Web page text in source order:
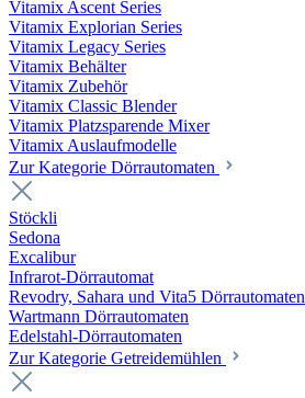
Vitamix Ascent Series
Vitamix Explorian Series
Vitamix Legacy Series
Vitamix Behälter
Vitamix Zubehör
Vitamix Classic Blender
Vitamix Platzsparende Mixer
Vitamix Auslaufmodelle
Zur Kategorie Dörrautomaten
Stöckli
Sedona
Excalibur
Infrarot-Dörrautomat
Revodry, Sahara und Vita5 Dörrautomaten
Wartmann Dörrautomaten
Edelstahl-Dörrautomaten
Zur Kategorie Getreidemühlen